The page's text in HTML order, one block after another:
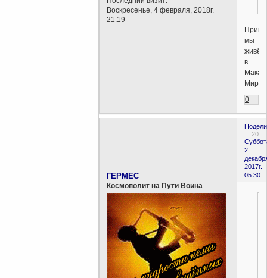
Воскресенье, 4 февраля, 2018г.
21:19
мы
живём
в
0
20
2
2017г.
05:30
ГЕРМЕС
Космополит на Пути Воина